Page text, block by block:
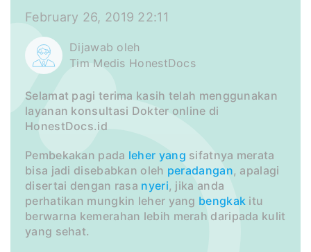
February 26, 2019 22:11
Dijawab oleh
Tim Medis HonestDocs
Selamat pagi terima kasih telah menggunakan
layanan konsultasi Dokter online di
HonestDocs.id
Pembekakan pada leher yang sifatnya merata
bisa jadi disebabkan oleh peradangan, apalagi
disertai dengan rasa nyeri, jika anda
perhatikan mungkin leher yang bengkak itu
berwarna kemerahan lebih merah daripada kulit
yang sehat.